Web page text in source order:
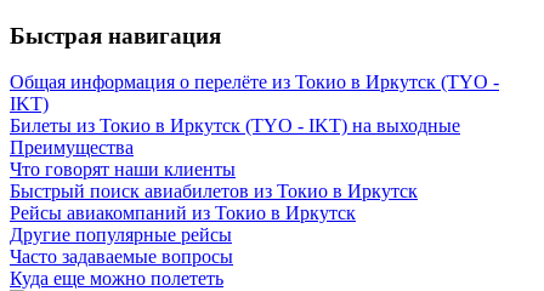
Быстрая навигация
Общая информация о перелёте из Токио в Иркутск (TYO -
IKT)
Билеты из Токио в Иркутск (TYO - IKT) на выходные
Преимущества
Что говорят наши клиенты
Быстрый поиск авиабилетов из Токио в Иркутск
Рейсы авиакомпаний из Токио в Иркутск
Другие популярные рейсы
Часто задаваемые вопросы
Куда еще можно полететь